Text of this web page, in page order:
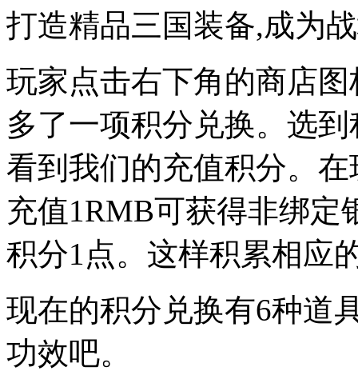
打造精品三国装备,成为
玩家点击右下角的商店
多了一项积分兑换。选
看到我们的充值积分。
充值1RMB可获得非绑定
积分1点。这样积累相应
现在的积分兑换有6种道
功效吧。